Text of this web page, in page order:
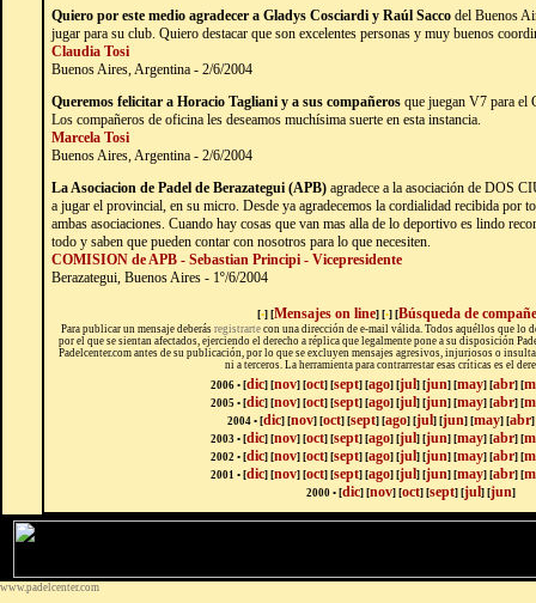
Quiero por este medio agradecer a Gladys Cosciardi y Raúl Sacco del Buenos
jugar para su club. Quiero destacar que son excelentes personas y muy buenos
Claudia Tosi
Buenos Aires, Argentina - 2/6/2004
Queremos felicitar a Horacio Tagliani y a sus compañeros que juegan V7 para el
Los compañeros de oficina les deseamos muchísima suerte en esta instancia.
Marcela Tosi
Buenos Aires, Argentina - 2/6/2004
La Asociacion de Padel de Berazategui (APB) agradece a la asociación de DOS
a jugar el provincial, en su micro. Desde ya agradecemos la cordialidad recibida por
ambas asociaciones. Cuando hay cosas que van mas alla de lo deportivo es lindo
todo y saben que pueden contar con nosotros para lo que necesiten.
COMISION de APB - Sebastian Principi - Vicepresidente
Berazategui, Buenos Aires - 1º/6/2004
[•] [Mensajes on line] [•] [Búsqueda de
Para publicar un mensaje deberásregistrarte con una dirección de e-mail válida. Todos aquéllos que lo
por el que se sientan afectados, ejerciendo el derecho a réplica que legalmente pone a su disposición
Padelcenter.com antes de su publicación, por lo que se excluyen mensajes agresivos, injuriosos o
ni a terceros. La herramienta para contrarrestar esas críticas es el
2006 • [dic] [nov] [oct] [sept] [ago] [jul] [jun] [may] [abr] [
2005 • [dic] [nov] [oct] [sept] [ago] [jul] [jun] [may] [abr] [
2004 • [dic] [nov] [oct] [sept] [ago] [jul] [jun] [may] [abr]
2003 • [dic] [nov] [oct] [sept] [ago] [jul] [jun] [may] [abr] [
2002 • [dic] [nov] [oct] [sept] [ago] [jul] [jun] [may] [abr] [
2001 • [dic] [nov] [oct] [sept] [ago] [jul] [jun] [may] [abr] [
2000 • [dic] [nov] [oct] [sept] [jul] [jun]
www.padelcenter.com